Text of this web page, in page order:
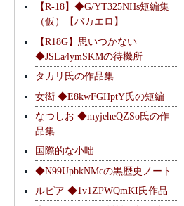
【R-18】◆G/YT325NHs短編集
（仮）【バカエロ】
【R18G】思いつかない
◆JSLa4ymSKMの待機所
タカリ氏の作品集
女衒 ◆E8kwFGHptY氏の短編
なつしお ◆myjeheQZSo氏の作
品集
国際的な小咄
◆N99UpbkNMcの黒歴史ノート
ルピア ◆1v1ZPWQmKI氏作品